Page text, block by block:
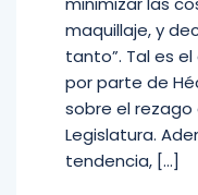
maquillaje, y
tanto”. Tal es
por parte de
sobre el
Legislatura.
tendencia, […]